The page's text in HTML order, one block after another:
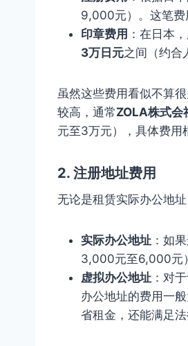
9,000元）。这笔费
印章费用 ：在日本
3万日元之间（约合
虽然这些费用看似不算
较高，通常ZOLA株式会
元至3万元），具体费用
2. 注册地址费用
无论是租赁实际办公地
实际办公地址 ：如
3,000元至6,000元
虚拟办公地址 ：对
办公地址的费用一
省租金，还能满足